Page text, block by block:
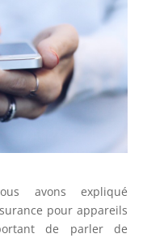
avons expliqué
pour appareils
de parler de